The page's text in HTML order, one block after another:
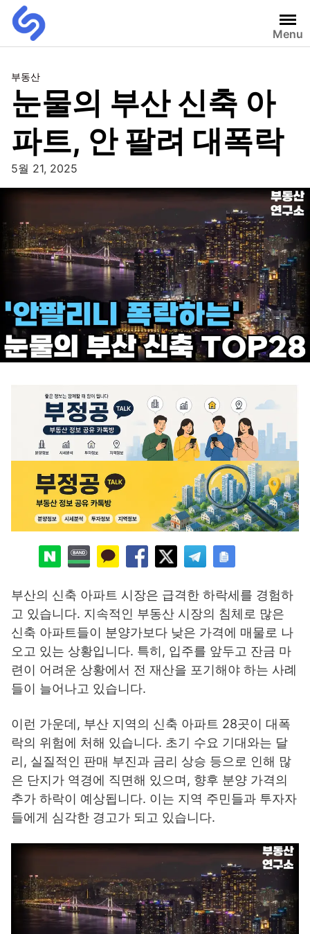
Menu
부동산
눈물의 부산 신축 아
파트, 안 팔려 대폭락
5월 21, 2025
부산의 신축 아파트 시장은 급격한 하락세를 경험하
고 있습니다. 지속적인 부동산 시장의 침체로 많은
신축 아파트들이 분양가보다 낮은 가격에 매물로 나
오고 있는 상황입니다. 특히, 입주를 앞두고 잔금 마
련이 어려운 상황에서 전 재산을 포기해야 하는 사례
들이 늘어나고 있습니다.
이런 가운데, 부산 지역의 신축 아파트 28곳이 대폭
락의 위험에 처해 있습니다. 초기 수요 기대와는 달
리, 실질적인 판매 부진과 금리 상승 등으로 인해 많
은 단지가 역경에 직면해 있으며, 향후 분양 가격의
추가 하락이 예상됩니다. 이는 지역 주민들과 투자자
들에게 심각한 경고가 되고 있습니다.